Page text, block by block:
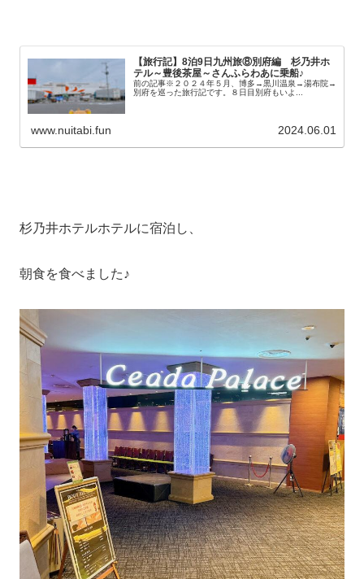
【旅行記】8泊9日九州旅⑧別府編 杉乃井ホ
テル～豊後茶屋～さんふらわあに乗船♪
前の記事※２０２４年５月、博多→黒川温泉→湯布院→
別府を巡った旅行記です。８日目別府もいよ...
www.nuitabi.fun 2024.06.01
杉乃井ホテルホテルに宿泊し、
朝食を食べました♪